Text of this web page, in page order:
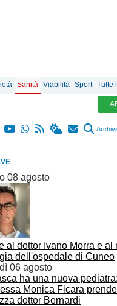
Sanità Viabilità Sport Tutte
08 agosto
al dottor Ivano Morra e al
dell'ospedale di Cuneo
06 agosto
ha una nuova
Monica Ficara
dottor Bernardi